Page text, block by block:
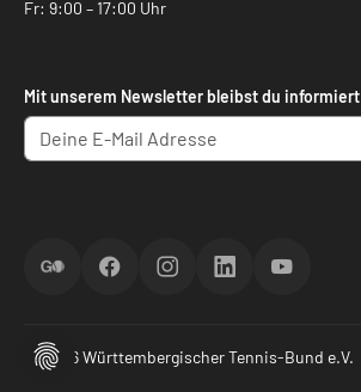
Fr: 9:00 – 17:00 Uhr
Mit unserem Newsletter bleibst du informiert
ScoreGOFacebookInstagramLinkedInYouTube
© 2026 Württembergischer Tennis-Bund e.V.